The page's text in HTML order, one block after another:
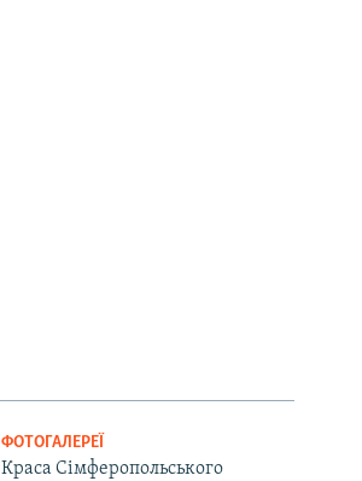
ФОТОГАЛЕРЕЇ
Краса Сімферопольського